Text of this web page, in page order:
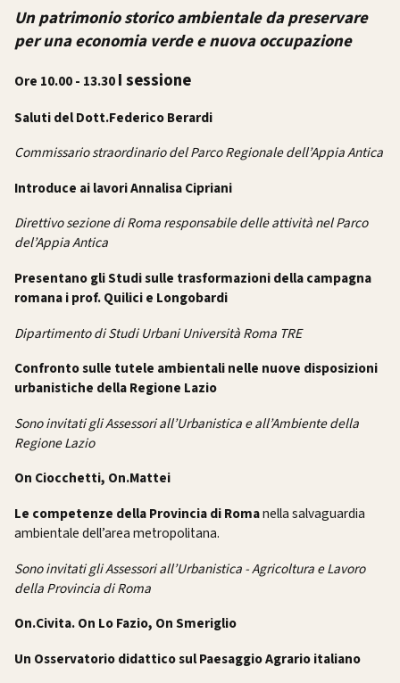
Un patrimonio storico ambientale da preservare
per una economia verde e nuova occupazione
Ore 10.00 - 13.30I sessione
Saluti del Dott.Federico Berardi
Commissario straordinario del Parco Regionale dell’Appia Antica
Introduce ai lavori Annalisa Cipriani
Direttivo sezione di Roma responsabile delle attività nel Parco
del’Appia Antica
Presentano gli Studi sulle trasformazioni della campagna
romana i prof. Quilici e Longobardi
Dipartimento di Studi Urbani Università Roma TRE
Confronto sulle tutele ambientali nelle nuove disposizioni
urbanistiche della Regione Lazio
Sono invitati gli Assessori all’Urbanistica e all’Ambiente della
Regione Lazio
On Ciocchetti, On.Mattei
Le competenze della Provincia di Romanella salvaguardia
ambientale dell’area metropolitana.
Sono invitati gli Assessori all’Urbanistica - Agricoltura e Lavoro
della Provincia di Roma
On.Civita. On Lo Fazio, On Smeriglio
Un Osservatorio didattico sul Paesaggio Agrario italiano